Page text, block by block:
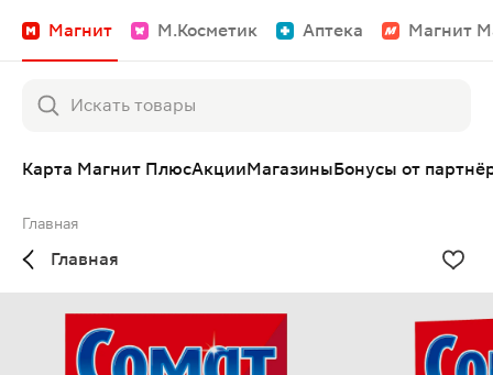
Магнит М.Косметик Аптека Магнит
Карта Магнит ПлюсАкцииМагазиныБонусы от
Главная
Главная